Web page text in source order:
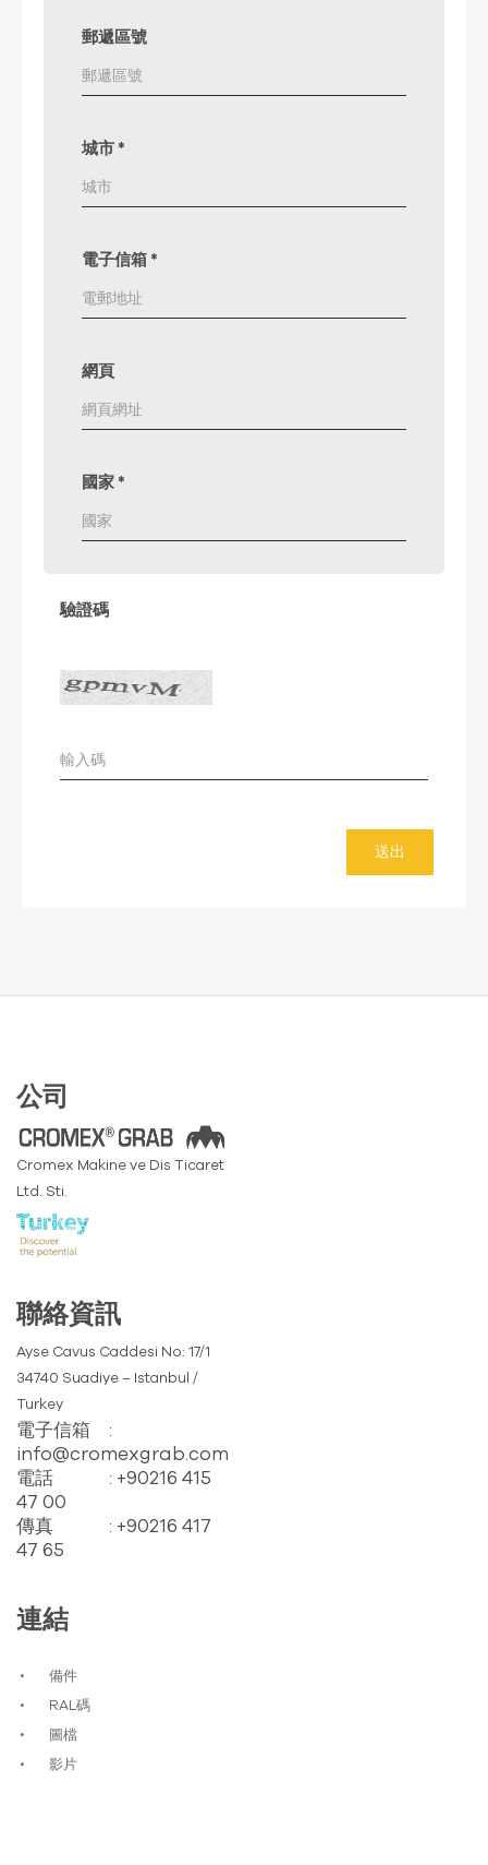
郵遞區號
城市 *
電子信箱 *
網頁
國家 *
驗證碼
送出
公司
Cromex Makine ve Dis Ticaret
Ltd. Sti.
聯絡資訊
Ayse Cavus Caddesi No: 17/1
34740 Suadiye – Istanbul /
Turkey
電子信箱
:
info@cromexgrab.com
電話
: +90216 415
47 00
傳真
: +90216 417
47 65
連結
備件
RAL碼
圖檔
影片